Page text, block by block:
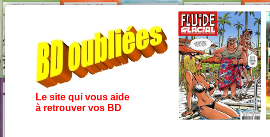
Le site qui vous aide
à retrouver vos BD